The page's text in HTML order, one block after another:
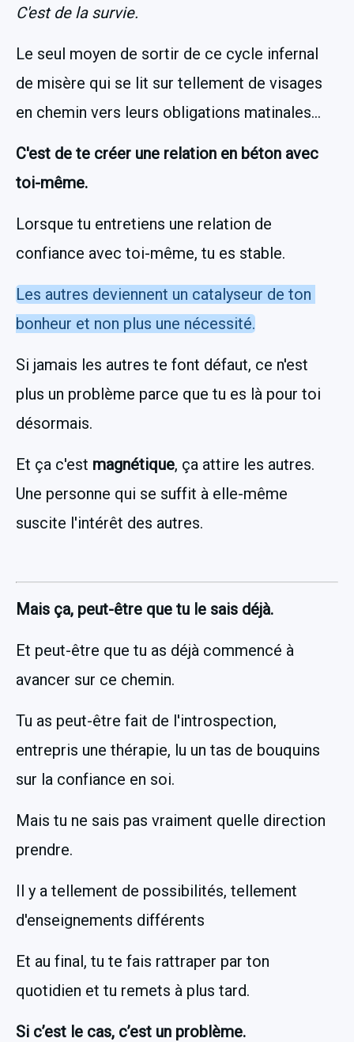
C'est de la survie.
Le seul moyen de sortir de ce cycle infernal
de misère qui se lit sur tellement de visages
en chemin vers leurs obligations matinales...
C'est de te créer une relation en béton avec
toi-même.
Lorsque tu entretiens une relation de
confiance avec toi-même, tu es stable.
Les autres deviennent un catalyseur de ton
bonheur et non plus une nécessité.
Si jamais les autres te font défaut, ce n'est
plus un problème parce que tu es là pour toi
désormais.
Et ça c'est magnétique, ça attire les autres.
Une personne qui se suffit à elle-même
suscite l'intérêt des autres.
Mais ça, peut-être que tu le sais déjà.
Et peut-être que tu as déjà commencé à
avancer sur ce chemin.
Tu as peut-être fait de l'introspection,
entrepris une thérapie, lu un tas de bouquins
sur la confiance en soi.
Mais tu ne sais pas vraiment quelle direction
prendre.
Il y a tellement de possibilités, tellement
d'enseignements différents
Et au final, tu te fais rattraper par ton
quotidien et tu remets à plus tard.
Si c’est le cas, c’est un problème.